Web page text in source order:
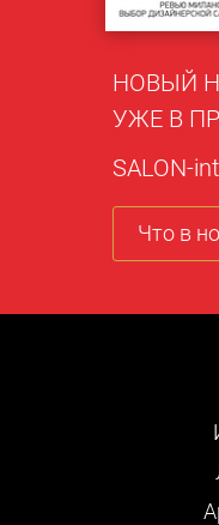
НОВЫЙ
УЖЕ В
SALON-
Что в